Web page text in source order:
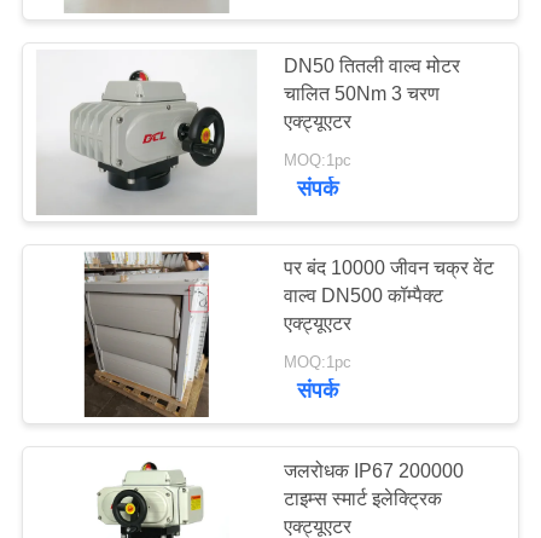
हमसे
बोली
अनुरोध
文
स्मार्ट इलेक्ट्रिक
एक्ट्यूएटर
कॉम्पैक्ट एक्ट्यूएटर
DN50 तितली वाल्व मोटर
चालित 50Nm 3 चरण
एक्ट्यूएटर
MOQ:1pc
संपर्क
पर बंद 10000 जीवन चक्र वेंट
वाल्व DN500 कॉम्पैक्ट
एक्ट्यूएटर
MOQ:1pc
संपर्क
जलरोधक IP67 200000
टाइम्स स्मार्ट इलेक्ट्रिक
एक्ट्यूएटर